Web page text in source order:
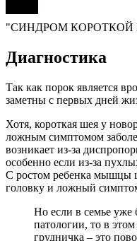
"СИНДРОМ КОРОТКОЙ
Диагностика
Так как порок является
заметны с первых дней
Хотя, короткая шея у
ложным симптомом
возникает из-за
особенно если из-за
С ростом ребенка мышцы
головку и ложный
Но если в семье
патологии, то в
грудничка – это